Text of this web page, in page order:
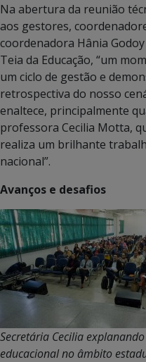
Na abertura da reunião
aos gestores,
coordenadora Hânia
Teia da Educação, “um
um ciclo de gestão e
retrospectiva do nosso
enaltece, principalmente
professora Cecilia Motta,
realiza um brilhante
nacional”.
Avanços e desafios
Secretária Cecilia
educacional no âmbito